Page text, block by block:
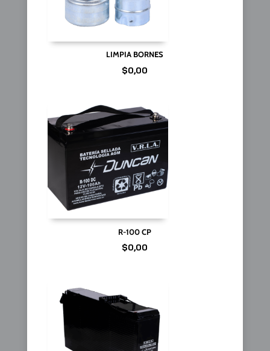
LIMPIA BORNES
$0,00
R-100 CP
$0,00